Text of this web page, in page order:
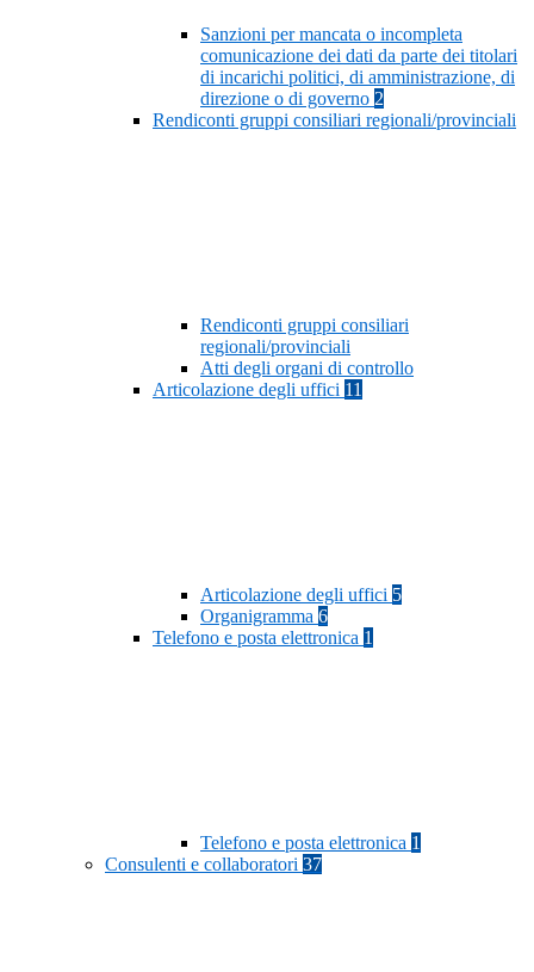
Sanzioni per mancata o incompleta
comunicazione dei dati da parte dei titolari
di incarichi politici, di amministrazione, di
direzione o di governo 2
Rendiconti gruppi consiliari regionali/provinciali
Rendiconti gruppi consiliari
regionali/provinciali
Atti degli organi di controllo
Articolazione degli uffici 11
Articolazione degli uffici 5
Organigramma 6
Telefono e posta elettronica 1
Telefono e posta elettronica 1
Consulenti e collaboratori 37